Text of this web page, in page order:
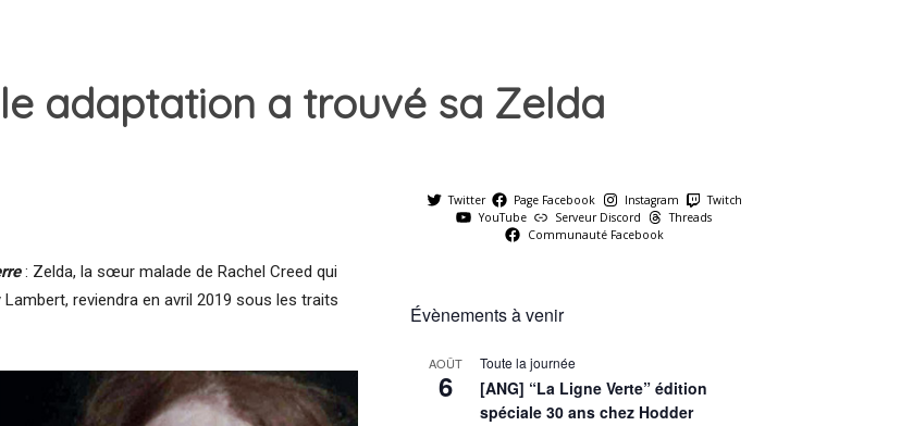
King
adaptation a trouvé sa Zelda
: Zelda, la sœur malade de Rachel Creed qui
reviendra en avril 2019 sous les traits
Twitter Page Facebook Instagram
Twitch
YouTube
Serveur Discord
Threads
Communauté Facebook
Évènements à venir
AOÛT
6
Toute la journée
[ANG] “La Ligne Verte” édition
spéciale 30 ans chez Hodder